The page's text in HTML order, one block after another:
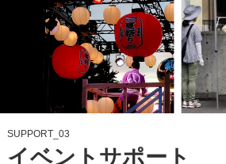
SUPPORT_03
イベントサポート